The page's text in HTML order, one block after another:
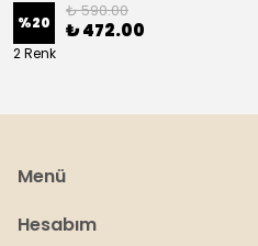
%20
₺ 590.00
₺ 472.00
2 Renk
Menü
Hesabım